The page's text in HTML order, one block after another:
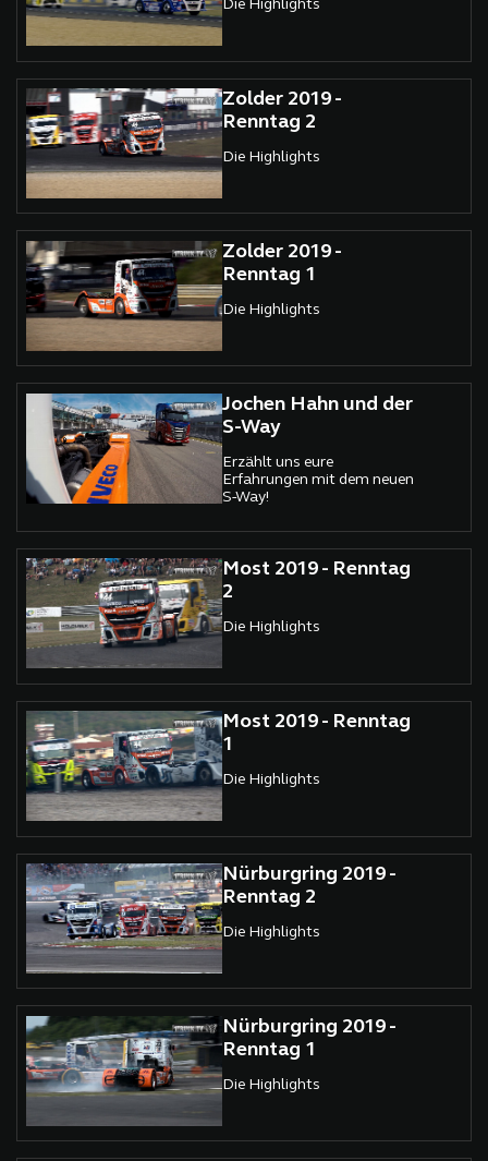
Die Highlights
Zolder 2019 -
Renntag 2
Die Highlights
Zolder 2019 -
Renntag 1
Die Highlights
Jochen Hahn und der
S-Way
Erzählt uns eure
Erfahrungen mit dem neuen
S-Way!
Most 2019 - Renntag
2
Die Highlights
Most 2019 - Renntag
1
Die Highlights
Nürburgring 2019 -
Renntag 2
Die Highlights
Nürburgring 2019 -
Renntag 1
Die Highlights